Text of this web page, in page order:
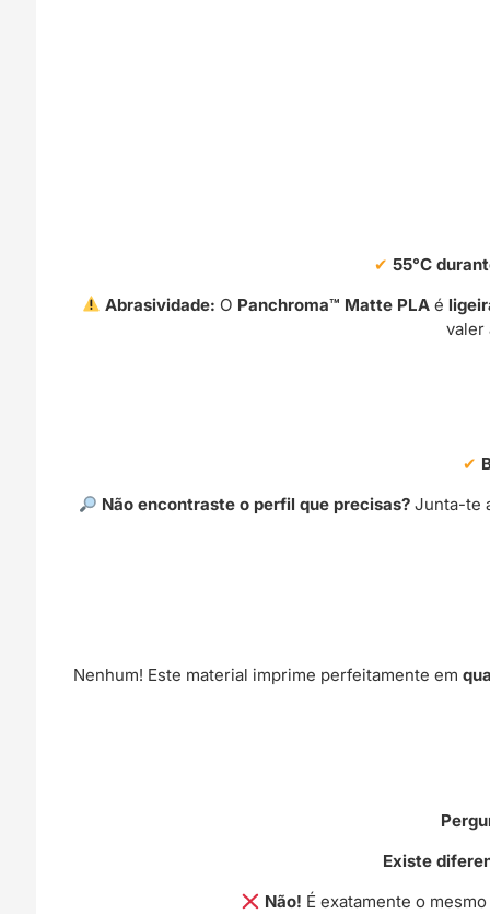
55°C
Abrasividade: O Panchroma™ Matte PLA é
valer
Não encontraste o perfil que precisas? Junta-te
Nenhum! Este material imprime perfeitamente em
Existe
Não! É exatamente o